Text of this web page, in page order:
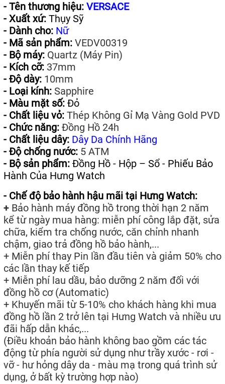
- Tên thương hiệu: VERSACE
- Xuất xứ: Thụy Sỹ
- Dành cho: Nữ
- Mã sản phẩm:VEDV00319
- Bộ máy:Quartz (Máy Pin)
- Kích cỡ:37mm
- Độ dày:10mm
- Loại kính:Sapphire
- Màu mặt số: Đỏ
- Chất liệu vỏ:Thép Không Gỉ Mạ Vàng Gold PVD
- Chức năng:Đồng Hồ 24h
- Chất liệu dây: Dây Da Chính Hãng
- Độ chống nước:5 ATM
- Bộ sản phẩm: Đồng Hồ - Hộp – Sổ - Phiếu Bảo
Hành Của Hưng Watch
- Chế độ bảo hành hậu mãi tại Hưng Watch:
+ Bảo hành máy đồng hồ trong thời hạn 2 năm
kể từ ngày mua hàng: miễn phí công lắp đặt, sửa
chữa, kiểm tra chống nước, căn chỉnh nhanh
chậm, giao trả đồng hồ bảo hành,...
+ Miễn phí thay Pin lần đầu tiên và giảm 50% cho
các lần thay kế tiếp
+ Miễn phí lau dầu, bảo dưỡng 2 năm đối với
đồng hồ cơ (Automatic)
+ Khuyến mãi từ 5-10% cho khách hàng khi mua
đồng hồ lần 2 trở lên tại Hưng Watch và nhiều ưu
đãi hấp dẫn khác,...
(Điều khoản bảo hành không bao gồm các tác
động từ phía người sử dụng như trầy xước - rơi -
vỡ - hư hỏng dây da - màu mạ trong quá trình sử
dụng, ở bất kỳ trường hợp nào)